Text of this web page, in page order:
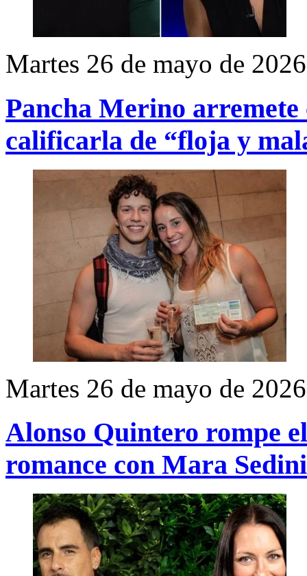
Martes 26 de mayo de 2026
Pancha Merino
calificarla de “floja y
Martes 26 de mayo de 2026
Alonso Quintero rompe
romance con Mara